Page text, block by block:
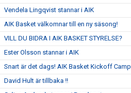
Vendela Lingqvist stannar i AIK
AIK Basket välkomnar till en ny säsong!
VILL DU BIDRA I AIK BASKET STYRELSE?
Ester Olsson stannar i AIK
Snart är det dags! AIK Basket Kickoff Camp
David Hult är tillbaka !!